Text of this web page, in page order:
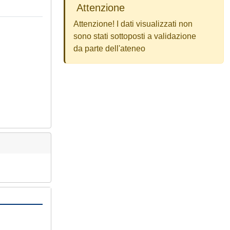
Attenzione
Attenzione! I dati visualizzati non
sono stati sottoposti a validazione
da parte dell'ateneo